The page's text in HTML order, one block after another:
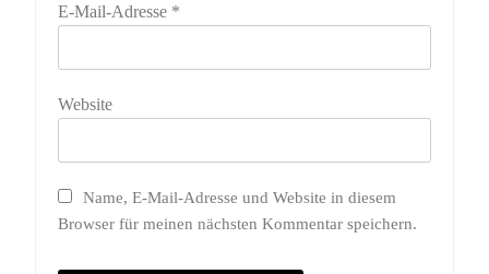
E-Mail-Adresse *
Website
Name, E-Mail-Adresse und Website in diesem
Browser für meinen nächsten Kommentar speichern.